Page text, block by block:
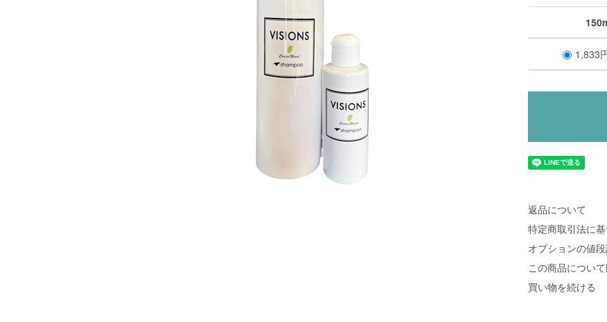
1,833
返品について
特定商取引法に
オプションの値
この商品につい
買い物を続ける